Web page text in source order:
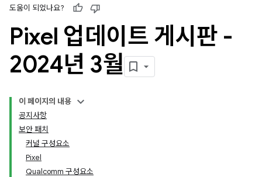
도움이 되었나요?
Pixel 업데이트 게시판 -
2024년 3월
이 페이지의 내용
공지사항
보안 패치
커널 구성요소
Pixel
Qualcomm 구성요소